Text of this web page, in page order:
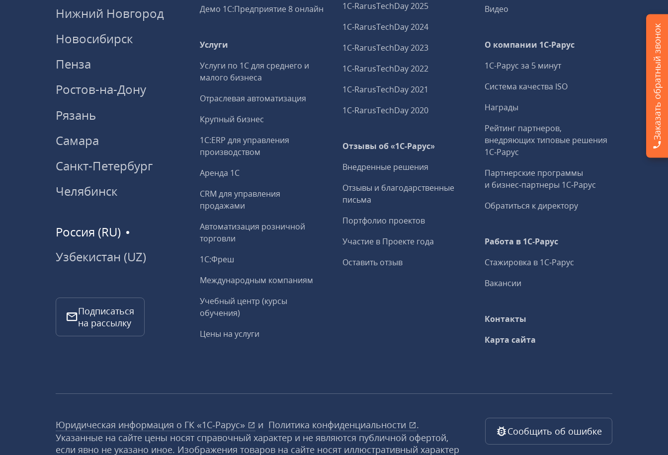
Нижний Новгород
Новосибирск
Пенза
Ростов-на-Дону
Рязань
Самара
Санкт-Петербург
Челябинск
Россия (RU)
Узбекистан (UZ)
Подписаться
на рассылку
Демо 1С:Предприятие 8 онлайн
Услуги
Услуги по 1С для среднего и
малого бизнеса
Отраслевая автоматизация
Крупный бизнес
1С:ERP для управления
производством
Аренда 1С
CRM для управления
продажами
Автоматизация розничной
торговли
1С:Фреш
Международным компаниям
Учебный центр (курсы
обучения)
Цены на услуги
1C‑RarusTechDay 2025
1C‑RarusTechDay 2024
1C‑RarusTechDay 2023
1C‑RarusTechDay 2022
1C‑RarusTechDay 2021
1C‑RarusTechDay 2020
Отзывы об «1С-Рарус»
Внедренные решения
Отзывы и благодарственные
письма
Портфолио проектов
Участие в Проекте года
Оставить отзыв
Видео
О компании 1C-Рарус
1С-Рарус за 5 минут
Система качества ISO
Награды
Рейтинг партнеров,
внедряющих типовые решения
1С‑Рарус
Партнерские программы
и бизнес‑партнеры 1С‑Рарус
Обратиться к директору
Работа в 1С‑Рарус
Стажировка в 1С‑Рарус
Вакансии
Контакты
Карта сайта
Юридическая информация о ГК «1С‑Рарус» и Политика конфиденциальности
.
Указанные на сайте цены носят справочный характер и не являются публичной офертой,
если явно не указано иное. Изображения товаров на сайте носят иллюстративный характер
Сообщить об ошибке
Заказать обратный звонок